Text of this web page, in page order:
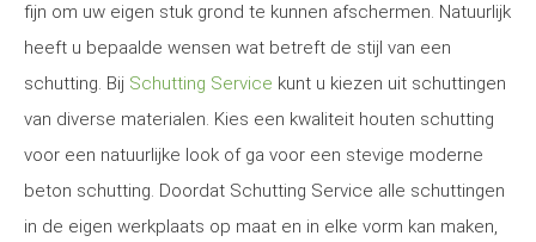
fijn om uw eigen stuk grond te kunnen afschermen. Natuurlijk
heeft u bepaalde wensen wat betreft de stijl van een
schutting. Bij Schutting Service kunt u kiezen uit schuttingen
van diverse materialen. Kies een kwaliteit houten schutting
voor een natuurlijke look of ga voor een stevige moderne
beton schutting. Doordat Schutting Service alle schuttingen
in de eigen werkplaats op maat en in elke vorm kan maken,